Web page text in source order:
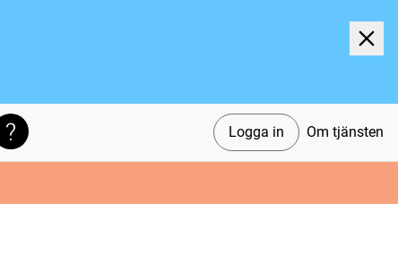
Logga in Om tjänsten
Söktips